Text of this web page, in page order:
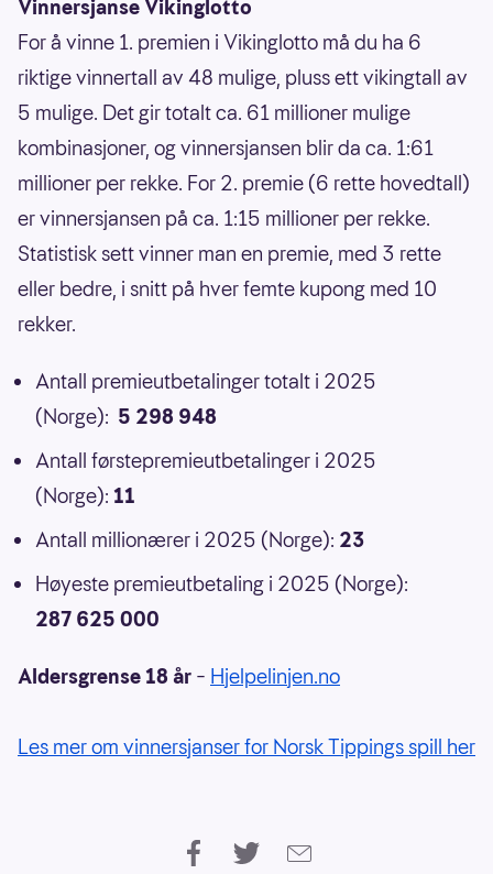
Vinnersjanse Vikinglotto
For å vinne 1. premien i Vikinglotto må du ha 6
riktige vinnertall av 48 mulige, pluss ett vikingtall av
5 mulige. Det gir totalt ca. 61 millioner mulige
kombinasjoner, og vinnersjansen blir da ca. 1:61
millioner per rekke. For 2. premie (6 rette hovedtall)
er vinnersjansen på ca. 1:15 millioner per rekke.
Statistisk sett vinner man en premie, med 3 rette
eller bedre, i snitt på hver femte kupong med 10
rekker.
Antall premieutbetalinger totalt i 2025
(Norge): 5 298 948
Antall førstepremieutbetalinger i 2025
(Norge): 11
Antall millionærer i 2025 (Norge): 23
Høyeste premieutbetaling i 2025 (Norge):
287 625 000
Aldersgrense 18 år – Hjelpelinjen.no
Les mer om vinnersjanser for Norsk Tippings spill her